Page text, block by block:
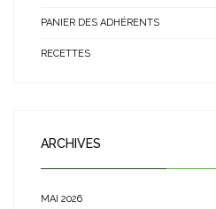
PANIER DES ADHÉRENTS
RECETTES
ARCHIVES
MAI 2026